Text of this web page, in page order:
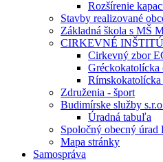
Rozšírenie
Stavby realizované
Základná škola s MŠ
CIRKEVNÉ
Cirkevný zbor
Združenia - šport
Budimírske služby
Úradná tabuľa
Spoločný obecný úrad
Mapa stránky
Samospráva